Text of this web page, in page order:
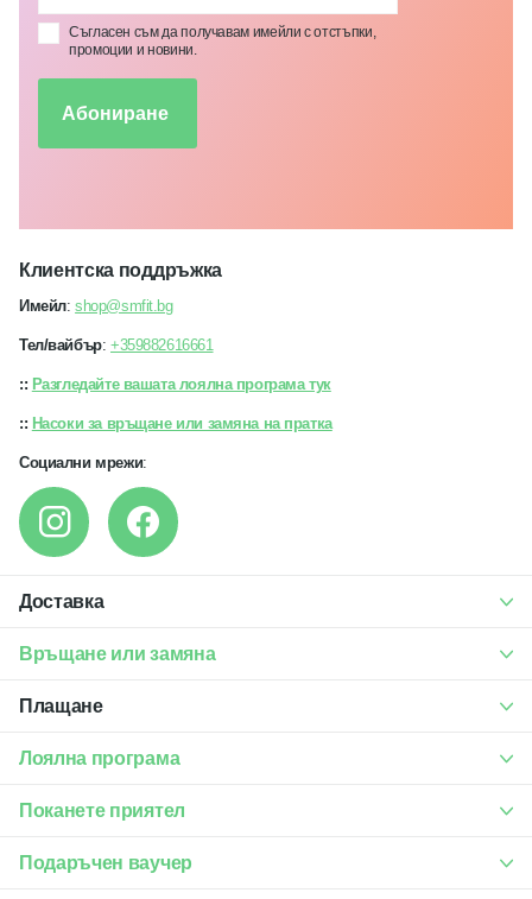
Съгласен съм да получавам имейли с отстъпки,
промоции и новини.
Абониране
Доставка
Връщане или замяна
Плащане
Лоялна програма
Поканете приятел
Подаръчен ваучер
Клиентска поддръжка
Имейл:shop@smfit.bg
Тел/вайбър: +359882616661
:: Разгледайте вашата лоялна програма тук
:: Насоки за връщане или замяна на пратка
Социални мрежи: